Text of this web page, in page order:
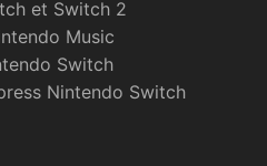
et Switch 2
Music
Switch
Nintendo Switch